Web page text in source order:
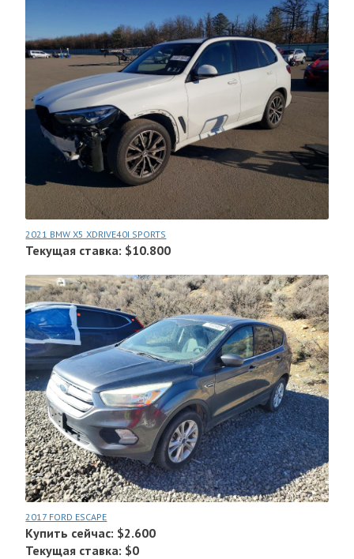
2021 BMW X5 XDRIVE40I SPORTS
Текущая ставка: $10.800
2017 FORD ESCAPE
Купить сейчас: $2.600
Текущая ставка: $0